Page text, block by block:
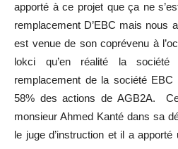
apporté à ce projet que ça ne
remplacement D’EBC mais nous
est venue de son coprévenu à
lokci qu’en réalité la société
remplacement de la société
58% des actions de AGB2A.
monsieur Ahmed Kanté dans sa
le juge d’instruction et il a